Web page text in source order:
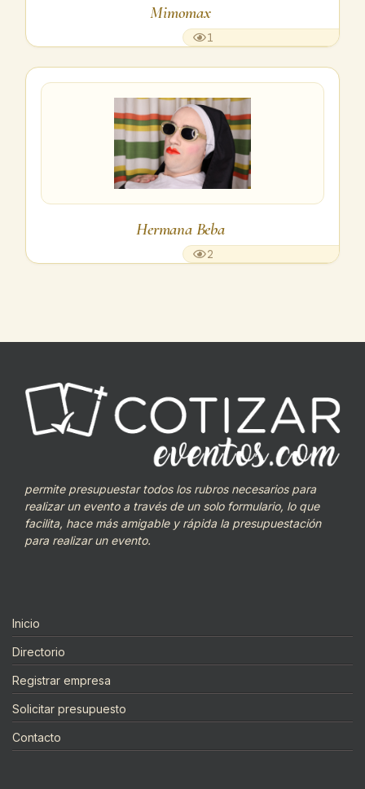
Mimomax
1
Hermana Beba
2
permite presupuestar todos los rubros necesarios para
realizar un evento a través de un solo formulario, lo que
facilita, hace más amigable y rápida la presupuestación
para realizar un evento.
Inicio
Directorio
Registrar empresa
Solicitar presupuesto
Contacto